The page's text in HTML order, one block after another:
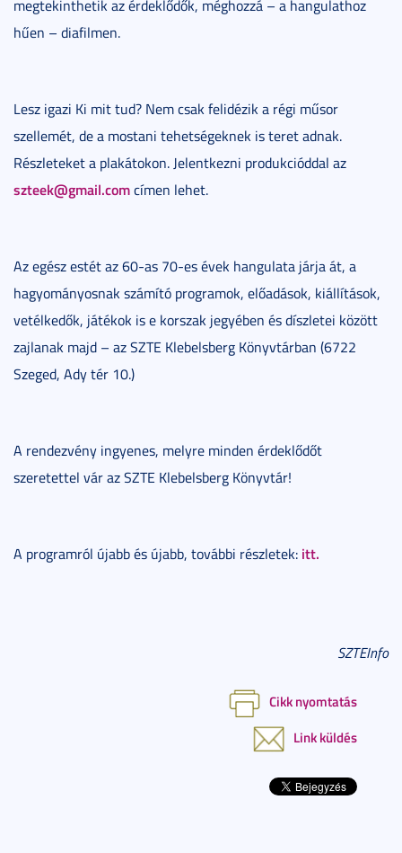
megtekinthetik az érdeklődők, méghozzá – a hangulathoz
hűen – diafilmen.
Lesz igazi Ki mit tud? Nem csak felidézik a régi műsor
szellemét, de a mostani tehetségeknek is teret adnak.
Részleteket a plakátokon. Jelentkezni produkcióddal az
szteek@gmail.comcímen lehet.
Az egész estét az 60-as 70-es évek hangulata járja át, a
hagyományosnak számító programok, előadások, kiállítások,
vetélkedők, játékok is e korszak jegyében és díszletei között
zajlanak majd – az SZTE Klebelsberg Könyvtárban (6722
Szeged, Ady tér 10.)
A rendezvény ingyenes, melyre minden érdeklődőt
szeretettel vár az SZTE Klebelsberg Könyvtár!
A programról újabb és újabb, további részletek: itt.
SZTEInfo
Cikk nyomtatás
Link küldés